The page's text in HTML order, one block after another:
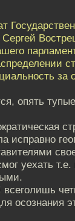
за
опять
исправно
уехать
осознания